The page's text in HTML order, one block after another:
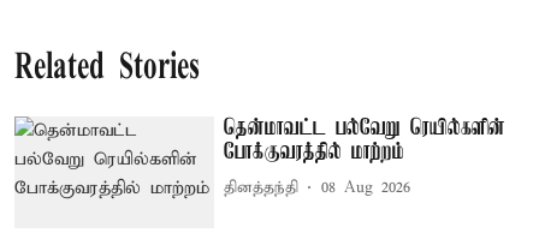
Related Stories
தென்மாவட்ட பல்வேறு ரெயில்களின்
போக்குவரத்தில் மாற்றம்
தினத்தந்தி 08 Aug 2026